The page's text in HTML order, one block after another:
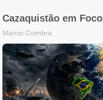
Cazaquistão em Foco
Márcio Coimbra